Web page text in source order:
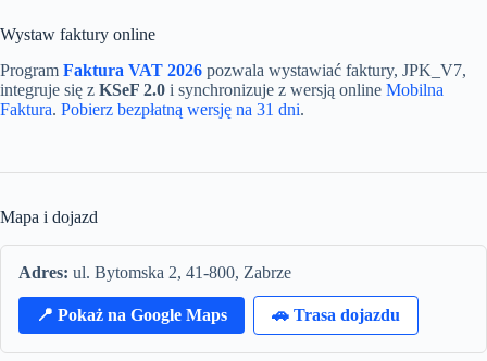
Wystaw faktury online
Program Faktura VAT 2026 pozwala wystawiać faktury, JPK_V7,
integruje się z KSeF 2.0 i synchronizuje z wersją online Mobilna
Faktura. Pobierz bezpłatną wersję na 31 dni.
Mapa i dojazd
Adres: ul. Bytomska 2, 41-800, Zabrze
📍 Pokaż na Google Maps 🚗 Trasa dojazdu